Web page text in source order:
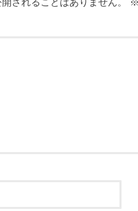
されることはありません。 ※